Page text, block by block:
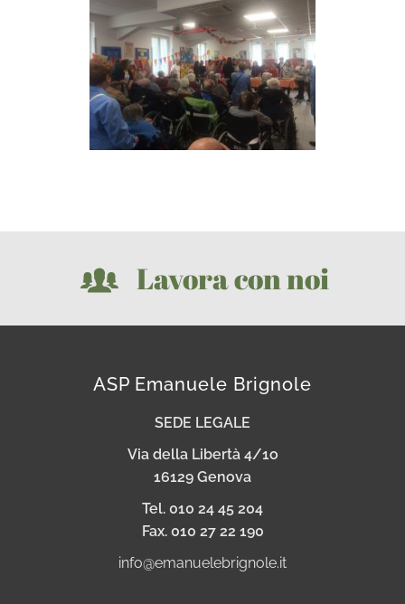
Lavora con noi
ASP Emanuele Brignole
SEDE LEGALE
Via della Libertà 4/1o
16129 Genova
Tel. 010 24 45 204
Fax. 010 27 22 190
info@emanuelebrignole.it